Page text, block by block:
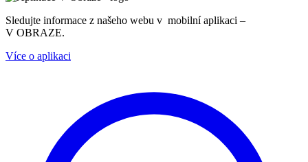
Sledujte informace z našeho webu v mobilní aplikaci –
V OBRAZE.
Více o aplikaci